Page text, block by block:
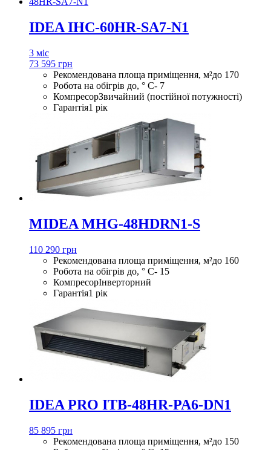
IDEA IHC-60HR-SA7-N1
3 міс
73 595 грн
Рекомендована площа приміщення, м²до 170
Робота на обігрів до, ° С- 7
КомпресорЗвичайний (постійної потужності)
Гарантія1 рік
MIDEA MHG-48HDRN1-S
110 290 грн
Рекомендована площа приміщення, м²до 160
Робота на обігрів до, ° С- 15
КомпресорІнверторний
Гарантія1 рік
IDEA PRO ITB-48HR-PA6-DN1
85 895 грн
Рекомендована площа приміщення, м²до 150